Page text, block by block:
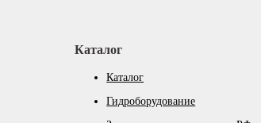
Каталог
Каталог
Гидроборудование